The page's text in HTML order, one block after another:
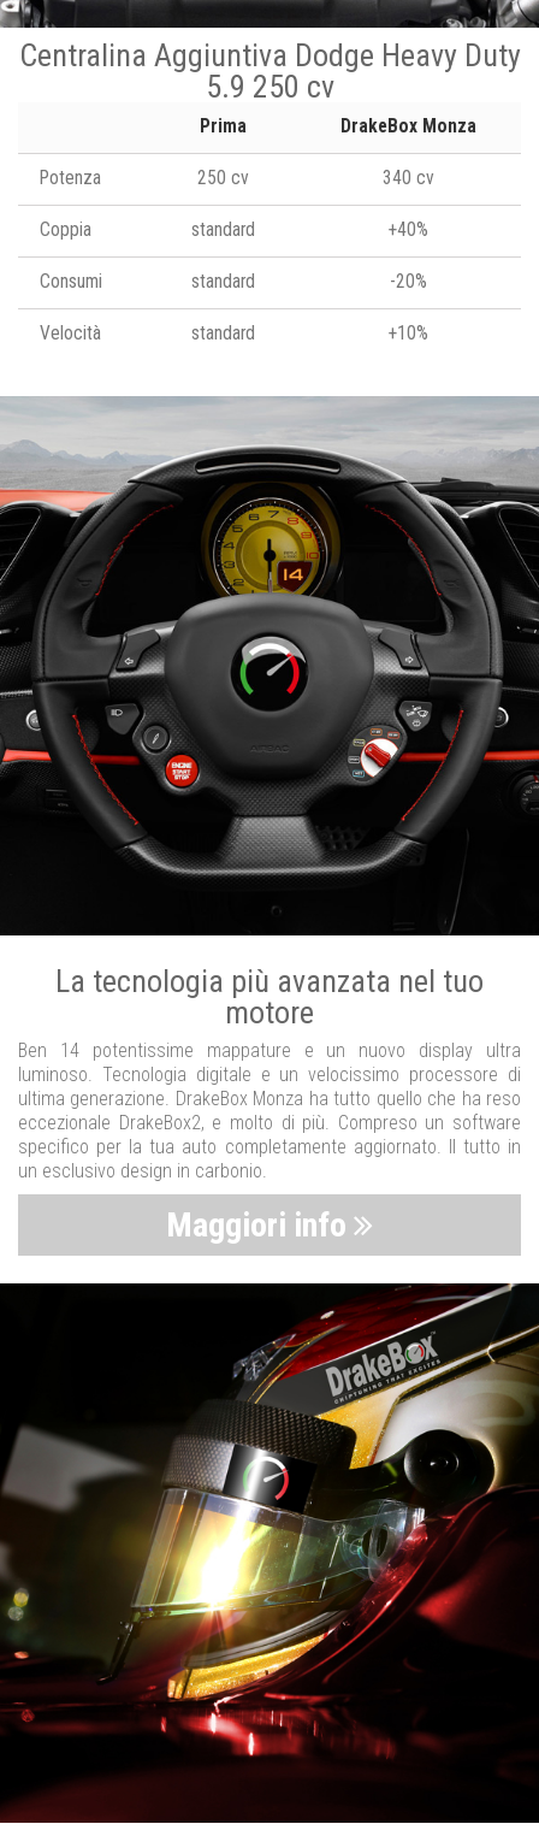
Centralina Aggiuntiva Dodge Heavy Duty
5.9 250 cv
Prima DrakeBox Monza
Potenza 250 cv 340 cv
Coppia standard +40%
Consumi standard -20%
Velocità standard +10%
La tecnologia più avanzata nel tuo
motore
Ben 14 potentissime mappature e un nuovo display ultra
luminoso. Tecnologia digitale e un velocissimo processore di
ultima generazione. DrakeBox Monza ha tutto quello che ha reso
eccezionale DrakeBox2, e molto di più. Compreso un software
specifico per la tua auto completamente aggiornato. Il tutto in
un esclusivo design in carbonio.
Maggiori info